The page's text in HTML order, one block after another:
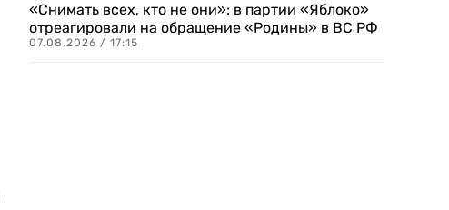
«Снимать всех, кто не они»: в партии «Яблоко»
отреагировали на обращение «Родины» в ВС РФ
07.08.2026 / 17:15